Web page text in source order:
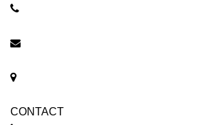
CONTACT